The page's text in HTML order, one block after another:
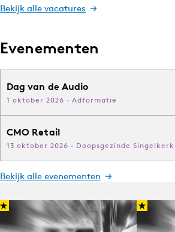
Bekijk alle vacatures
Evenementen
Dag van de Audio
1 oktober 2026 · Adformatie
CMO Retail
13 oktober 2026 · Doopsgezinde Singelkerk
Bekijk alle evenementen